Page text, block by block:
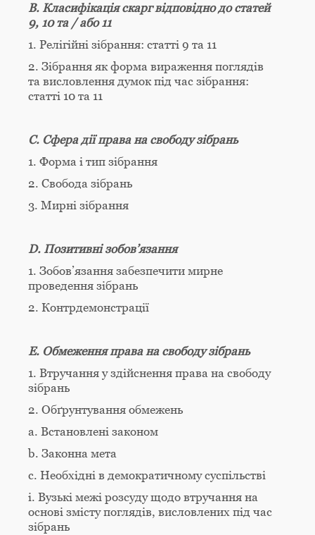
B. Класифікація скарг відповідно до статей
9, 10 та / або 11
1. Релігійні зібрання: статті 9 та 11
2. Зібрання як форма вираження поглядів
та висловлення думок під час зібрання:
статті 10 та 11
C. Сфера дії права на свободу зібрань
1. Форма і тип зібрання
2. Свобода зібрань
3. Мирні зібрання
D. Позитивні зобов’язання
1. Зобов’язання забезпечити мирне
проведення зібрань
2. Контрдемонстрації
E. Обмеження права на свободу зібрань
1. Втручання у здійснення права на свободу
зібрань
2. Обґрунтування обмежень
а. Встановлені законом
b. Законна мета
c. Необхідні в демократичному суспільстві
i. Вузькі межі розсуду щодо втручання на
основі змісту поглядів, висловлених під час
зібрань